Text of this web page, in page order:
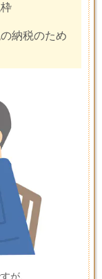
納税のため
が、